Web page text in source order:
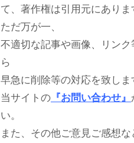
て、著作権は引用元にありま
ただ万が一、
不適切な記事や画像、リンク
ら
早急に削除等の対応を致しま
当サイトの 『お問い合わせ』
い。
また、その他ご意見ご感想な